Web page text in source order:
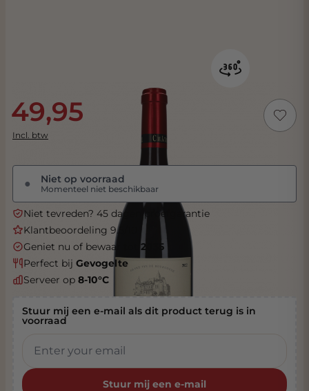
49,95
Incl. btw
● Niet op voorraad
Momenteel niet beschikbaar
Niet tevreden? 45 dagen proefgarantie
Klantbeoordeling 9.5/10
Geniet nu of bewaar tot2035
Perfect bij Gevogelte
Serveer op 8-10°C
Stuur mij een e-mail als dit product terug is in
voorraad
Stuur mij een e-mail